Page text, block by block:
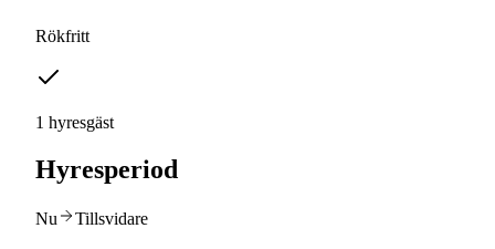
Rökfritt
1 hyresgäst
Hyresperiod
Nu Tillsvidare